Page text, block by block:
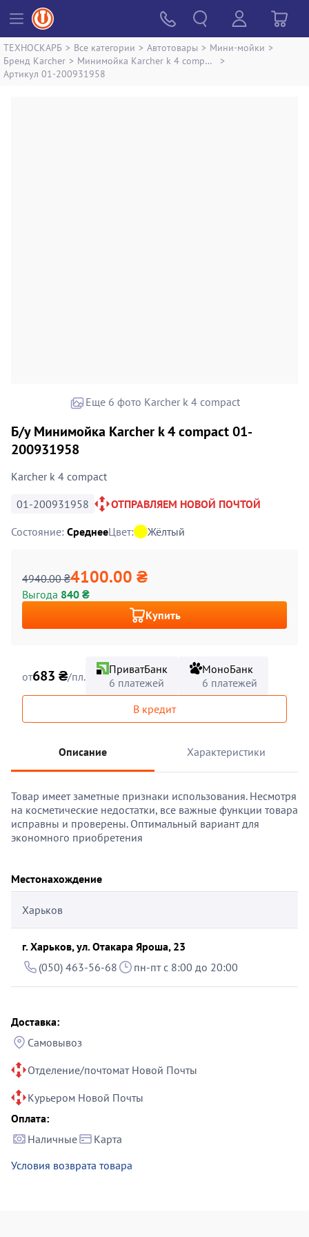
ТЕХНОСКАРБ > Все категории > Автотовары > Мини-мойки >
Бренд Karcher > Минимойка Karcher k 4 compact
>
Артикул 01-200931958
Еще 6 фото Karcher k 4 compact
Б/у Минимойка Karcher k 4 compact 01-
200931958
Karcher k 4 compact
01-200931958
ОТПРАВЛЯЕМ НОВОЙ ПОЧТОЙ
Состояние: СреднееЦвет: Жёлтый
4940.00 ₴4100.00 ₴
Выгода 840 ₴
Купить
от683 ₴/пл.
ПриватБанк
6 платежей
МоноБанк
6 платежей
В кредит
Описание Характеристики
Товар имеет заметные признаки использования. Несмотря
на косметические недостатки, все важные функции товара
исправны и проверены. Оптимальный вариант для
экономного приобретения
Местонахождение
Харьков
г. Харьков, ул. Отакара Яроша, 23
(050) 463-56-68
пн-пт с 8:00 до 20:00
Доставка:
Самовывоз
Отделение/почтомат Новой Почты
Курьером Новой Почты
Оплата:
Наличные
Карта
Условия возврата товара